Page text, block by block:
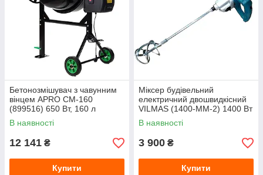
Бетонозмішувач з чавунним
вінцем APRO СМ-160
(899516) 650 Вт, 160 л
В наявності
12 141 ₴
Купити
Міксер будівельний
електричний двошвидкісний
VILMAS (1400-MM-2) 1400 Вт
В наявності
3 900 ₴
Купити